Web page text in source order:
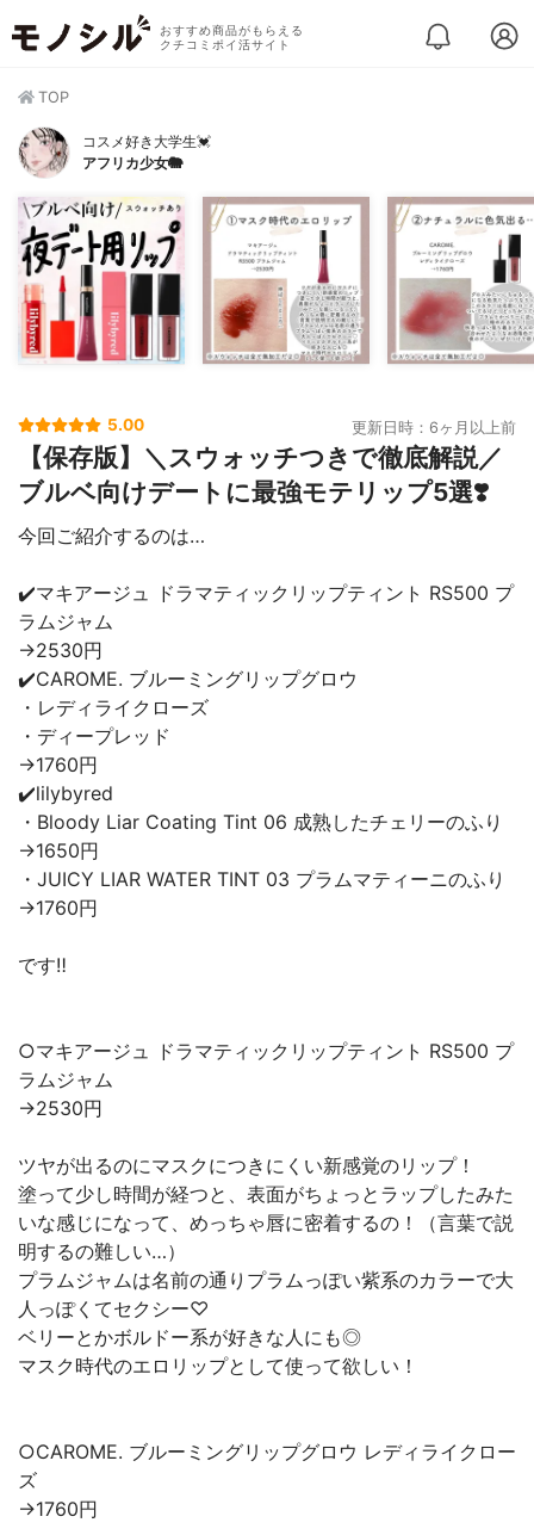
おすすめ商品がもらえる
クチコミポイ活サイト
TOP
コスメ好き大学生💓
アフリカ少女🐘
5.00 更新日時：6ヶ月以上前
【保存版】＼スウォッチつきで徹底解説／
ブルベ向けデートに最強モテリップ5選❣️
今回ご紹介するのは…
✔️マキアージュ ドラマティックリップティント RS500 プ
ラムジャム
→2530円
✔️CAROME. ブルーミングリップグロウ
・レディライクローズ
・ディープレッド
→1760円
✔️lilybyred
・Bloody Liar Coating Tint 06 成熟したチェリーのふり
→1650円
・JUICY LIAR WATER TINT 03 プラムマティーニのふり
→1760円
です‼️
○マキアージュ ドラマティックリップティント RS500 プ
ラムジャム
→2530円
ツヤが出るのにマスクにつきにくい新感覚のリップ！
塗って少し時間が経つと、表面がちょっとラップしたみた
いな感じになって、めっちゃ唇に密着するの！（言葉で説
明するの難しい…）
プラムジャムは名前の通りプラムっぽい紫系のカラーで大
人っぽくてセクシー♡
ベリーとかボルドー系が好きな人にも◎
マスク時代のエロリップとして使って欲しい！
○CAROME. ブルーミングリップグロウ レディライクロー
ズ
→1760円